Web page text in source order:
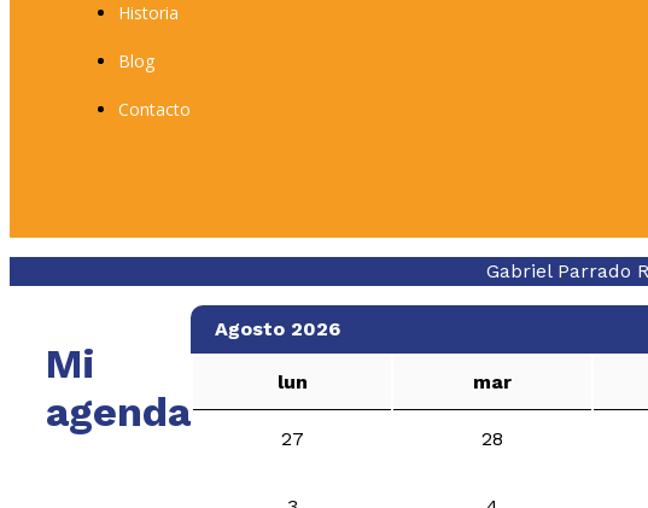
Historia
Blog
Contacto
Gabriel Parrado
Mi
agenda
Agosto 2026
lun mar
27 28